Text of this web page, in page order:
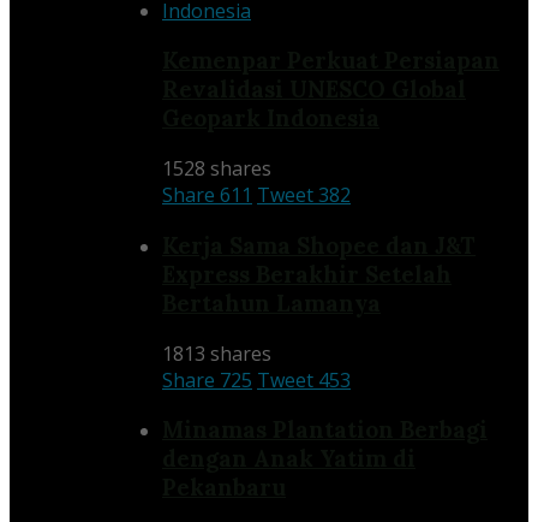
1528 shares
Share 611 Tweet382
1813 shares
Share 725 Tweet 453